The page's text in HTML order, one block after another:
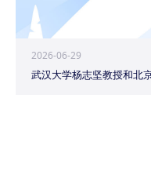
2026-06-29
武汉大学杨志坚教授和北